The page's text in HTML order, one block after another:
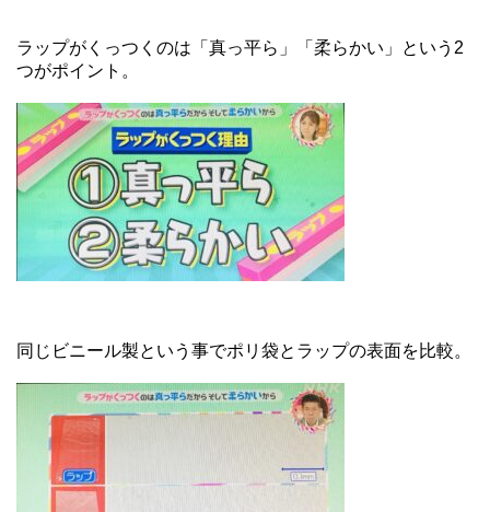
ラップがくっつくのは「真っ平ら」「柔らかい」という2
つがポイント。
同じビニール製という事でポリ袋とラップの表面を比較。